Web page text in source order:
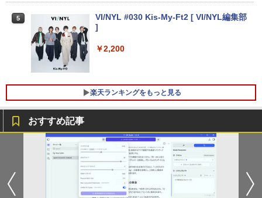
￥3,480
￥36,800
中古ノートパソコン Lenovo ThinkPad
B/1TB選択可 14型 軽量 モバイル ビジネ
ス 在宅勤務 学生向け
【6,000円クーポンOFF】 ノートパソコ
ン 15.6インチ ノートPC Intel N95 12GB
メモリ 512GB SSD 大容量バッテリー Wi
ndows11 USB3.2 Type-C FHD パソコン
Core i5 8400T/1.70GHz 8GB SSD256G
B M.2 NVMe Windows11 64bit WPSOff
ice 無線LAN 中古パソコン デスクトップ
5
中古パソコン 一体型 富士通 ESPRIMO
WF1/B1 FMVWB1F1B Windows11 Cele
LAN Bluetooth 3ヶ月保証 wd2670 中古
￥22,800
1FHD 27型 JNIPS271FHD ジャパンネク
スト モニター ディスプレイ 液晶 液晶デ
ィスプレイ PS3 PS4 Switch
￥19,800
ゲーミングモニター 24.5インチ 200Hz /
165Hz / 144Hz モニター 1ms pcモニタ
ー 1920*1080 FHD HDR パソコン モニタ
証]
￥22,999
5
VI/NYL #030 Kis-My-Ft2 [ VI/NYL編集部
]
￥2,200
楽天ランキングをもっと見る
おすすめ記事